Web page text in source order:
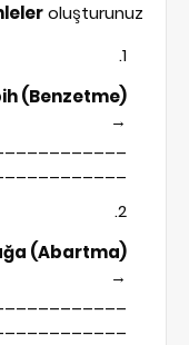
oluşturunuz.
(Benzetme):
→
(Abartma):
→